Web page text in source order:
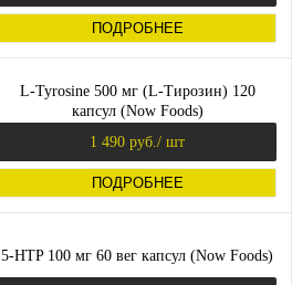
ПОДРОБНЕЕ
L-Tyrosine 500 мг (L-Тирозин) 120
капсул (Now Foods)
1 490 руб. / шт
ПОДРОБНЕЕ
5-HTP 100 мг 60 вег капсул (Now Foods)